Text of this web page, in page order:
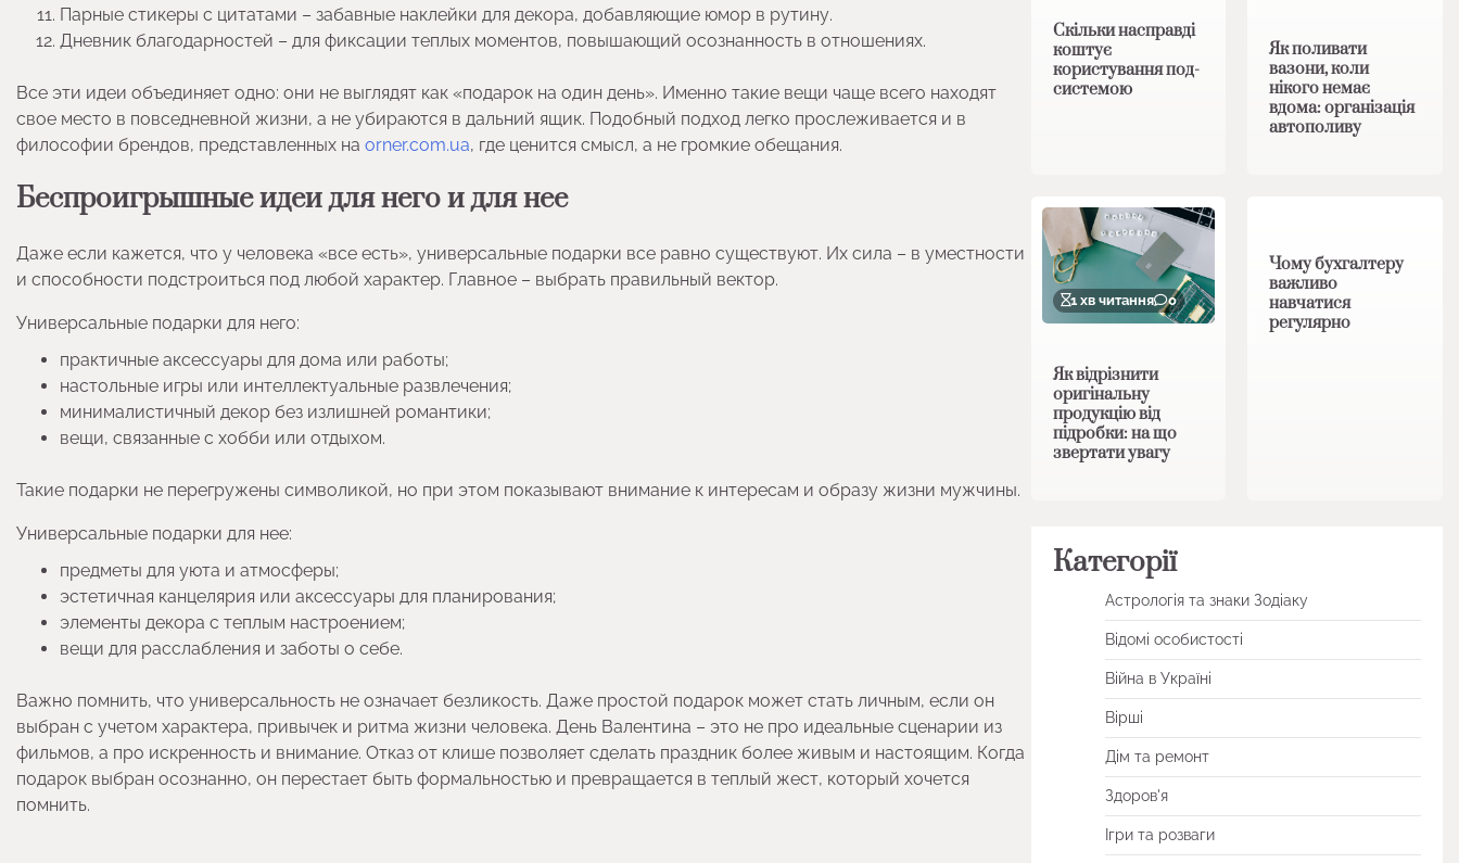
Парные стикеры с цитатами – забавные наклейки для декора, добавляющие юмор в рутину.
Дневник благодарностей – для фиксации теплых моментов, повышающий осознанность в отношениях.
Все эти идеи объединяет одно: они не выглядят как «подарок на один день». Именно такие вещи чаще всего находят
свое место в повседневной жизни, а не убираются в дальний ящик. Подобный подход легко прослеживается и в
философии брендов, представленных на orner.com.ua, где ценится смысл, а не громкие обещания.
Беспроигрышные идеи для него и для нее
Даже если кажется, что у человека «все есть», универсальные подарки все равно существуют. Их сила – в уместности
и способности подстроиться под любой характер. Главное – выбрать правильный вектор.
Универсальные подарки для него:
практичные аксессуары для дома или работы;
настольные игры или интеллектуальные развлечения;
минималистичный декор без излишней романтики;
вещи, связанные с хобби или отдыхом.
Такие подарки не перегружены символикой, но при этом показывают внимание к интересам и образу жизни мужчины.
Универсальные подарки для нее:
предметы для уюта и атмосферы;
эстетичная канцелярия или аксессуары для планирования;
элементы декора с теплым настроением;
вещи для расслабления и заботы о себе.
Важно помнить, что универсальность не означает безликость. Даже простой подарок может стать личным, если он
выбран с учетом характера, привычек и ритма жизни человека. День Валентина – это не про идеальные сценарии из
фильмов, а про искренность и внимание. Отказ от клише позволяет сделать праздник более живым и настоящим. Когда
подарок выбран осознанно, он перестает быть формальностью и превращается в теплый жест, который хочется
помнить.
Скільки насправді
коштує
користування под-
системою
Як поливати
вазони, коли
нікого немає
вдома: організація
автополиву
1 хв читання 0
Як відрізнити
оригінальну
продукцію від
підробки: на що
звертати увагу
Чому бухгалтеру
важливо
навчатися
регулярно
Категорії
Астрологія та знаки Зодіаку
Відомі особистості
Війна в Україні
Вірші
Дім та ремонт
Здоров'я
Ігри та розваги